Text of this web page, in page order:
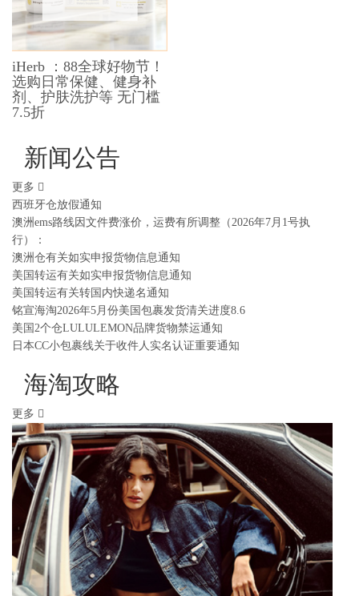
iHerb ：88全球好物节！
选购日常保健、健身补
剂、护肤洗护等 无门槛
7.5折
新闻公告
更多
西班牙仓放假通知
澳洲ems路线因文件费涨价，运费有所调整（2026年7月1号执
行）：
澳洲仓有关如实申报货物信息通知
美国转运有关如实申报货物信息通知
美国转运有关转国内快递名通知
铭宣海淘2026年5月份美国包裹发货清关进度8.6
美国2个仓LULULEMON品牌货物禁运通知
日本CC小包裹线关于收件人实名认证重要通知
海淘攻略
更多